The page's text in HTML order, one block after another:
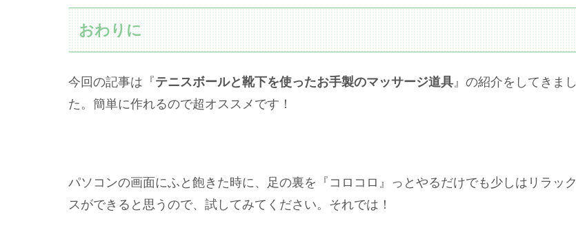
おわりに
今回の記事は『テニスボールと靴下を使ったお手製のマッサージ道具 』の紹介をしてきまし
た。簡単に作れるので超オススメです！
パソコンの画面にふと飽きた時に、足の裏を『コロコロ』っとやるだけでも少しはリラック
スができると思うので、試してみてください。それでは！